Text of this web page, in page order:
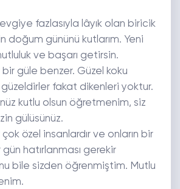
fazlasıyla lâyık olan biricik
doğum gününü kutlarım. Yeni
ve başarı getirsin.
güle benzer. Güzel koku
fakat dikenleri yoktur.
kutlu olsun öğretmenim, siz
gülüsünüz.
özel insanlardır ve onların bir
hatırlanması gerekir
bile sizden öğrenmiştim. Mutlu